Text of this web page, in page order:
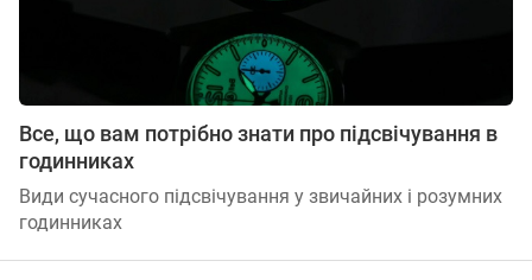
Все, що вам потрібно знати про підсвічування в
годинниках
Види сучасного підсвічування у звичайних і розумних
годинниках